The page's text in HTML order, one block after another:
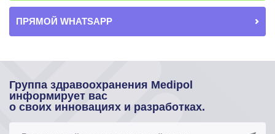
ПРЯМОЙ WHATSAPP
Группа здравоохранения Medipol
информирует вас
о своих инновациях и разработках.